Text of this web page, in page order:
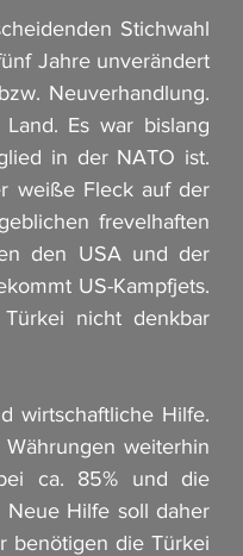
Stichwahl
Jahre unverändert
Neuverhandlung.
Es war bislang
in der NATO ist.
weiße Fleck auf der
frevelhaften
den USA und der
US-Kampfjets.
nicht denkbar
wirtschaftliche Hilfe.
weiterhin
ca. 85% und die
Neue Hilfe soll daher
benötigen die Türkei